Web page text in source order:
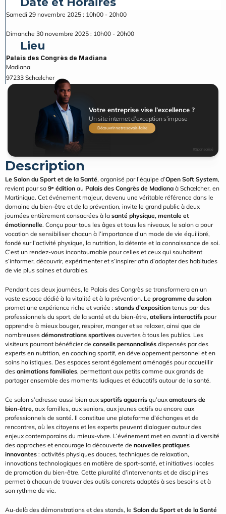
Samedi 29 novembre 2025 : 10h00 - 20h00
Dimanche 30 novembre 2025 : 10h00 - 20h00
Lieu
Palais des Congrès de Madiana
Madiana
97233 Schœlcher
Votre entreprise vise l’excellence ?
Un site internet d’exception s’impose
Découvrir notre savoir-faire
#Sponsorisé
Description
Le Salon du Sport et de la Santé, organisé par l’équipe d’Open Soft System,
revient pour sa 9ᵉ édition au Palais des Congrès de Madiana à Schœlcher, en
Martinique. Cet événement majeur, devenu une véritable référence dans le
domaine du bien-être et de la prévention, invite le grand public à deux
journées entièrement consacrées à la santé physique, mentale et
émotionnelle. Conçu pour tous les âges et tous les niveaux, le salon a pour
vocation de sensibiliser chacun à l’importance d’un mode de vie équilibré,
fondé sur l’activité physique, la nutrition, la détente et la connaissance de soi.
C’est un rendez-vous incontournable pour celles et ceux qui souhaitent
s’informer, découvrir, expérimenter et s’inspirer afin d’adopter des habitudes
de vie plus saines et durables.
Pendant ces deux journées, le Palais des Congrès se transformera en un
vaste espace dédié à la vitalité et à la prévention. Le programme du salon
promet une expérience riche et variée : stands d’exposition tenus par des
professionnels du sport, de la santé et du bien-être, ateliers interactifs pour
apprendre à mieux bouger, respirer, manger et se relaxer, ainsi que de
nombreuses démonstrations sportives ouvertes à tous les publics. Les
visiteurs pourront bénéficier de conseils personnalisés dispensés par des
experts en nutrition, en coaching sportif, en développement personnel et en
soins holistiques. Des espaces seront également aménagés pour accueillir
des animations familiales, permettant aux petits comme aux grands de
partager ensemble des moments ludiques et éducatifs autour de la santé.
Ce salon s’adresse aussi bien aux sportifs aguerris qu’aux amateurs de
bien-être, aux familles, aux seniors, aux jeunes actifs ou encore aux
professionnels de santé. Il constitue une plateforme d’échanges et de
rencontres, où les citoyens et les experts peuvent dialoguer autour des
enjeux contemporains du mieux-vivre. L’événement met en avant la diversité
des approches et encourage la découverte de nouvelles pratiques
innovantes : activités physiques douces, techniques de relaxation,
innovations technologiques en matière de sport-santé, et initiatives locales
de promotion du bien-être. Cette pluralité d’intervenants et de disciplines
permet à chacun de trouver des outils concrets adaptés à ses besoins et à
son rythme de vie.
Au-delà des démonstrations et des stands, le Salon du Sport et de la Santé